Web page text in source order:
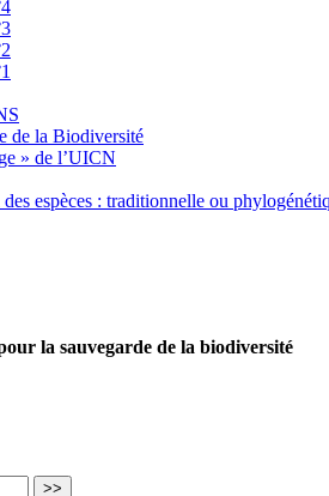
de la Biodiversité
» de l’UICN
espèces : traditionnelle ou
la sauvegarde de la biodiversité